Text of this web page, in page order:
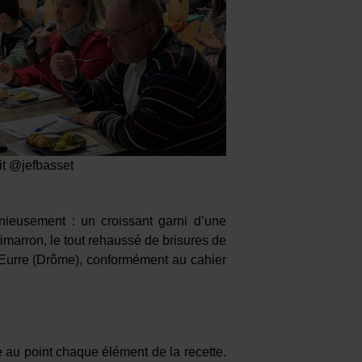
@jefbasset
: un croissant garni d’une
le tout rehaussé de brisures de
(Drôme), conformément au cahier
point chaque élément de la recette.